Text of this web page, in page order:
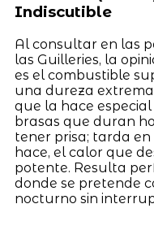
Indiscutible
Al consultar en las
las Guilleries, la
es el combustible
una dureza
que la hace
brasas que duran
tener prisa; tarda
hace, el calor que
potente. Resulta
donde se pretende
nocturno sin